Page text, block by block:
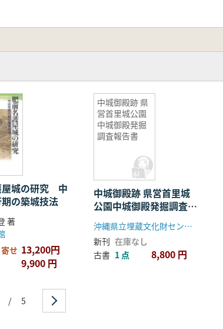
屋城の研究 中
の築城技法
著
せ 13,200円
9,900 円
中城御殿跡 県
営首里城公園
中城御殿発掘
調査報告書
中城御殿跡 県営首里城
公園中城御殿発掘調査報
告書
沖縄県立埋蔵文化財センター
新刊 在庫なし
古書 1 点 8,800 円
/ 5